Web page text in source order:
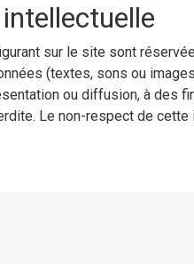
sur le site sont
(textes, sons ou
ou diffusion, à des
Le non-respect de